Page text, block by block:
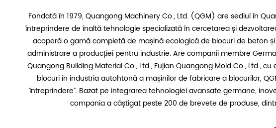
Fondată în 1979, Quangong Machinery Co., Ltd. (QGM) are sediul în
întreprindere de înaltă tehnologie specializată în cercetarea și
acoperă o gamă completă de mașină ecologică de blocuri de beton
administrare a producției pentru industrie. Are companii membre
Quangong Building Material Co., Ltd., Fujian Quangong Mold Co., Ltd.,
blocuri în industria autohtonă a mașinilor de fabricare a blocurilor,
întreprindere”. Bazat pe integrarea tehnologiei avansate germane,
compania a câștigat peste 200 de brevete de produse,